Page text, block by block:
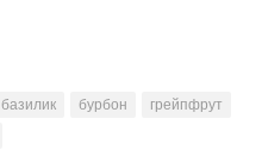
базилик бурбон
грейпфрут